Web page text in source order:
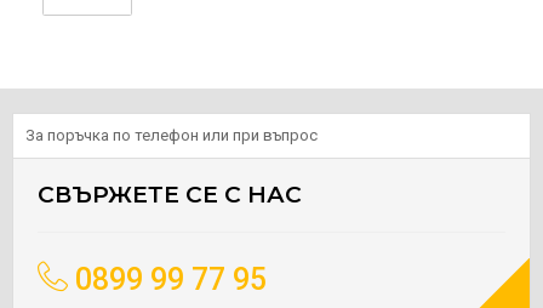
За поръчка по телефон или при въпрос
СВЪРЖЕТЕ СЕ С НАС
0899 99 77 95